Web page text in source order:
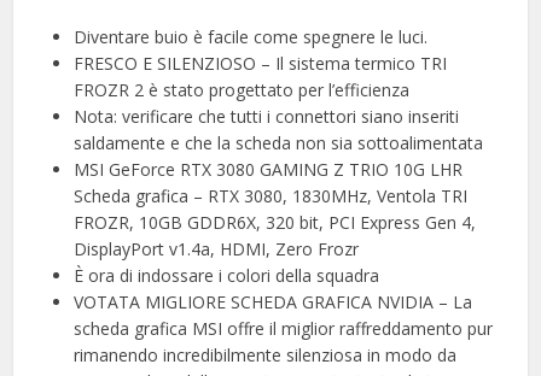
Diventare buio è facile come spegnere le luci.
FRESCO E SILENZIOSO – Il sistema termico TRI
FROZR 2 è stato progettato per l’efficienza
Nota: verificare che tutti i connettori siano inseriti
saldamente e che la scheda non sia sottoalimentata
MSI GeForce RTX 3080 GAMING Z TRIO 10G LHR
Scheda grafica – RTX 3080, 1830MHz, Ventola TRI
FROZR, 10GB GDDR6X, 320 bit, PCI Express Gen 4,
DisplayPort v1.4a, HDMI, Zero Frozr
È ora di indossare i colori della squadra
VOTATA MIGLIORE SCHEDA GRAFICA NVIDIA – La
scheda grafica MSI offre il miglior raffreddamento pur
rimanendo incredibilmente silenziosa in modo da